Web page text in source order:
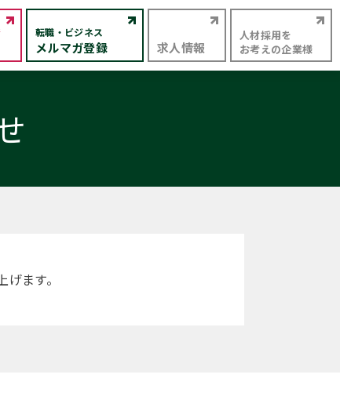
転職・ビジネス
メルマガ登録 求人情報
人材採用を
お考えの企業様
ます。